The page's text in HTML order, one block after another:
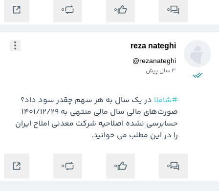
0
0
0
reza nateghi
@rezanateghi
3 سال پیش
#شاملا
را در این مطلب می خوانید.
0
0
0